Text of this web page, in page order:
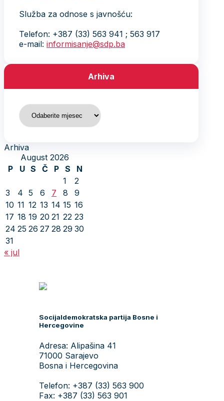
Služba za odnose s javnošću:
Telefon: +387 (33) 563 941 ; 563 917
e-mail: informisanje@sdp.ba
Arhiva
Arhiva
Arhiva
August 2026
P
U S Č P S
N
1
2
3
4 5 6 7 8
9
10 11 12 13 14 15 16
17 18 19 20 21 22 23
24 25 26 27 28 29 30
31
« jul
Socijaldemokratska partija Bosne i
Hercegovine
Adresa: Alipašina 41
71000 Sarajevo
Bosna i Hercegovina
Telefon: +387 (33) 563 900
Fax: +387 (33) 563 901